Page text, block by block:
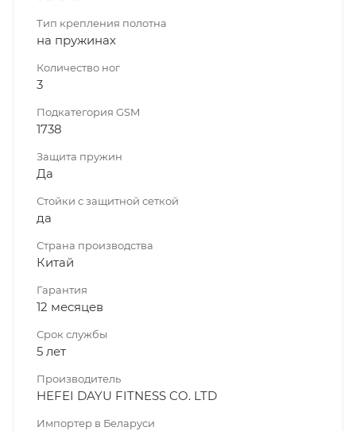
Тип крепления полотна
на пружинах
Количество ног
3
Подкатегория GSM
1738
Защита пружин
Да
Стойки с защитной сеткой
да
Страна производства
Китай
Гарантия
12 месяцев
Срок службы
5 лет
Производитель
HEFEI DAYU FITNESS CO. LTD
Импортер в Беларуси